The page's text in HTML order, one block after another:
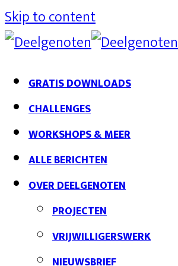
Skip to content
GRATIS DOWNLOADS
CHALLENGES
WORKSHOPS & MEER
ALLE BERICHTEN
OVER DEELGENOTEN
PROJECTEN
VRIJWILLIGERSWERK
NIEUWSBRIEF